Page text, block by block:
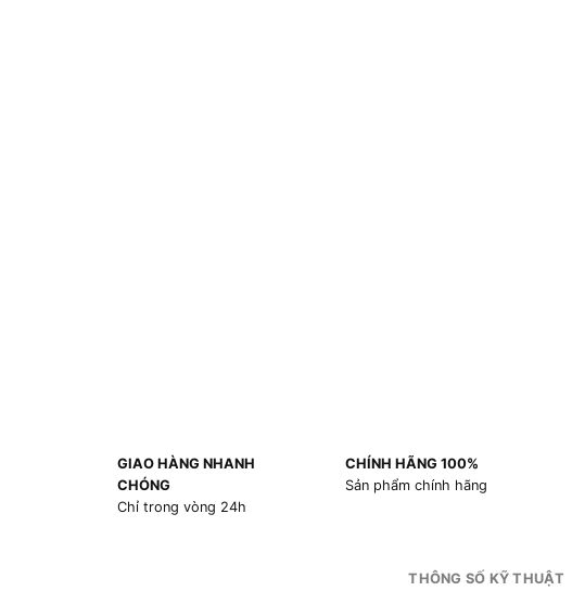
GIAO HÀNG NHANH
CHÓNG
Chỉ trong vòng 24h
CHÍNH HÃNG 100%
Sản phẩm chính hãng
THÔNG SỐ KỸ THUẬT